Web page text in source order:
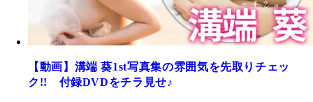
【動画】溝端 葵1st写真集の雰囲気を先取りチェッ
ク!! 付録DVDをチラ見せ♪